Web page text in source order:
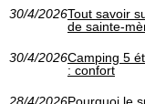
30/4/2026Tout savoir
de sainte-
30/4/2026Camping 5
: confort